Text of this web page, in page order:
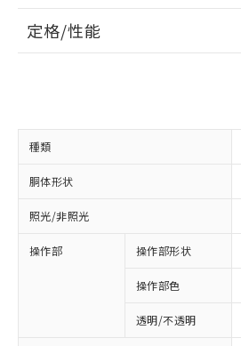
定格/性能
種類
胴体形状
照光/非照光
操作部 操作部形状
操作部色
透明/不透明